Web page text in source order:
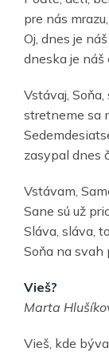
pre nás
Oj, dnes je
dneska je náš
Vstávaj, Soňa,
stretneme sa
zasypal dnes
Vstávam,
Sane sú už
Sláva, sláva,
Soňa na svah
Vieš?
Marta
Vieš, kde